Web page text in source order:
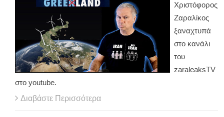
Χριστόφορος
Ζαραλίκος
ξαναχτυπά
στο κανάλι
του
zaraleaksTV
στο youtube.
Διαβάστε Περισσότερα